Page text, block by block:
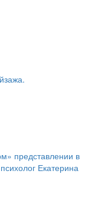
представлении в
Екатерина